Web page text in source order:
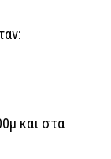
και στα